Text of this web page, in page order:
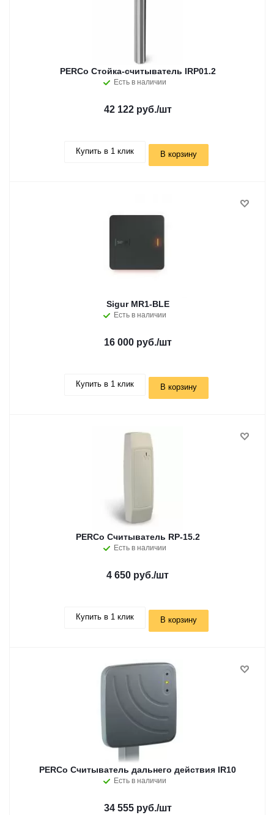
PERCo Стойка-считыватель IRP01.2
Есть в наличии
42 122 руб./шт
Купить в 1 клик В корзину
Sigur MR1-BLE
Есть в наличии
16 000 руб./шт
Купить в 1 клик В корзину
PERCo Считыватель RP-15.2
Есть в наличии
4 650 руб./шт
Купить в 1 клик В корзину
PERCo Считыватель дальнего действия IR10
Есть в наличии
34 555 руб./шт